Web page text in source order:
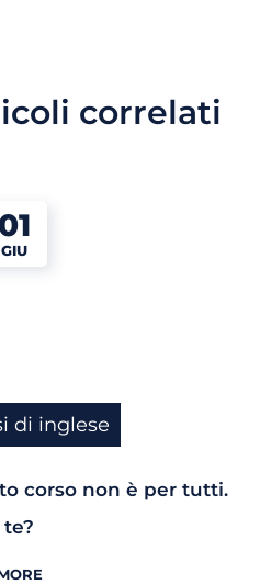
correlati
01
GIU
di inglese
corso non è per tutti.
te?